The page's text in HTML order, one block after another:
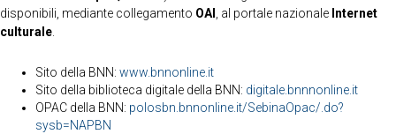
disponibili, mediante collegamento OAI , al portale nazionale Internet
culturale
Sito della BNN: www.bnnonline.it
Sito della biblioteca digitale della BNN: digitale.bnnnonline.it
OPAC della BNN: polosbn.bnnonline.it/SebinaOpac/.do?
sysb=NAPBN